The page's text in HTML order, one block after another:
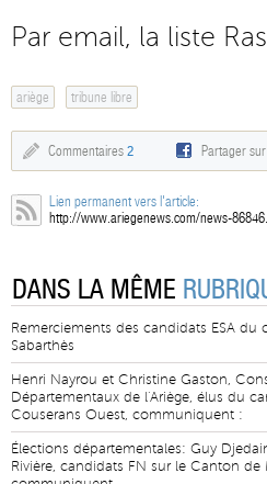
Par email, la liste
ariège tribune libre
Commentaires 2 Partager
Lien permanent vers l'article:
http://www.ariegenews.com/news-
DANS LA MÊME
Remerciements des candidats ESA du
Sabarthès
Henri Nayrou et Christine Gaston,
Départementaux de l'Ariège, élus du
Couserans Ouest, communiquent :
Élections départementales: Guy
Rivière, candidats FN sur le Canton de